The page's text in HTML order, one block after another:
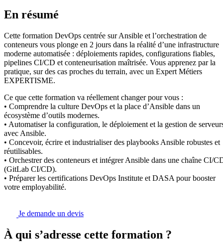
En résumé
Cette formation DevOps centrée sur Ansible et l’orchestration de
conteneurs vous plonge en 2 jours dans la réalité d’une infrastructure
moderne automatisée : déploiements rapides, configurations fiables,
pipelines CI/CD et conteneurisation maîtrisée. Vous apprenez par la
pratique, sur des cas proches du terrain, avec un Expert Métiers
EXPERTISME.
Ce que cette formation va réellement changer pour vous :
• Comprendre la culture DevOps et la place d’Ansible dans un
écosystème d’outils modernes.
• Automatiser la configuration, le déploiement et la gestion de
avec Ansible.
• Concevoir, écrire et industrialiser des playbooks Ansible robustes et
réutilisables.
• Orchestrer des conteneurs et intégrer Ansible dans une chaîne CI/
(GitLab CI/CD).
• Préparer les certifications DevOps Institute et DASA pour booster
votre employabilité.
Je demande un devis
À qui s’adresse cette formation ?